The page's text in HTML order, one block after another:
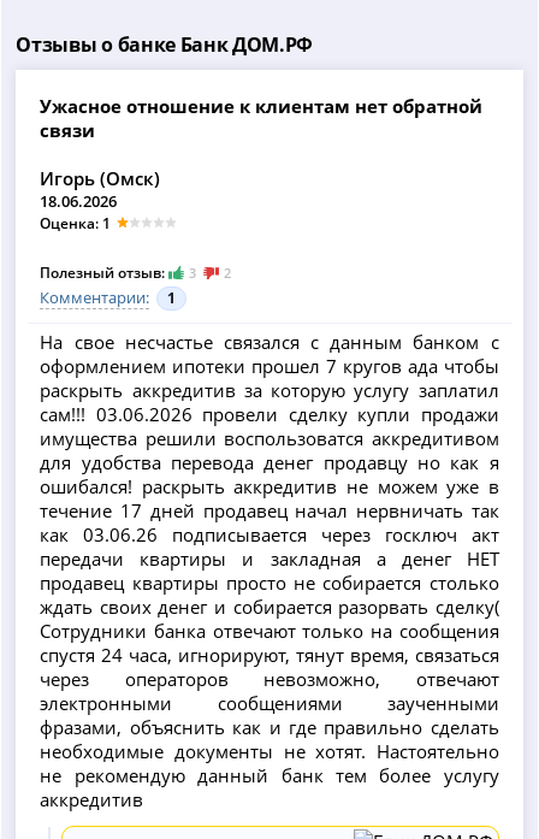
Отзывы о банке Банк ДОМ.РФ
Ужасное отношение к клиентам нет обратной
связи
Игорь (Омск)
18.06.2026
Оценка: 1
Полезный отзыв: 3 2
Комментарии: 1
На свое несчастье связался с данным банком с
оформлением ипотеки прошел 7 кругов ада чтобы
раскрыть аккредитив за которую услугу заплатил
сам!!! 03.06.2026 провели сделку купли продажи
имущества решили воспользоватся аккредитивом
для удобства перевода денег продавцу но как я
ошибался! раскрыть аккредитив не можем уже в
течение 17 дней продавец начал нервничать так
как 03.06.26 подписывается через госключ акт
передачи квартиры и закладная а денег НЕТ
продавец квартиры просто не собирается столько
ждать своих денег и собирается разорвать сделку(
Сотрудники банка отвечают только на сообщения
спустя 24 часа, игнорируют, тянут время, связаться
через операторов невозможно, отвечают
электронными сообщениями заученными
фразами, объяснить как и где правильно сделать
необходимые документы не хотят. Настоятельно
не рекомендую данный банк тем более услугу
аккредитив